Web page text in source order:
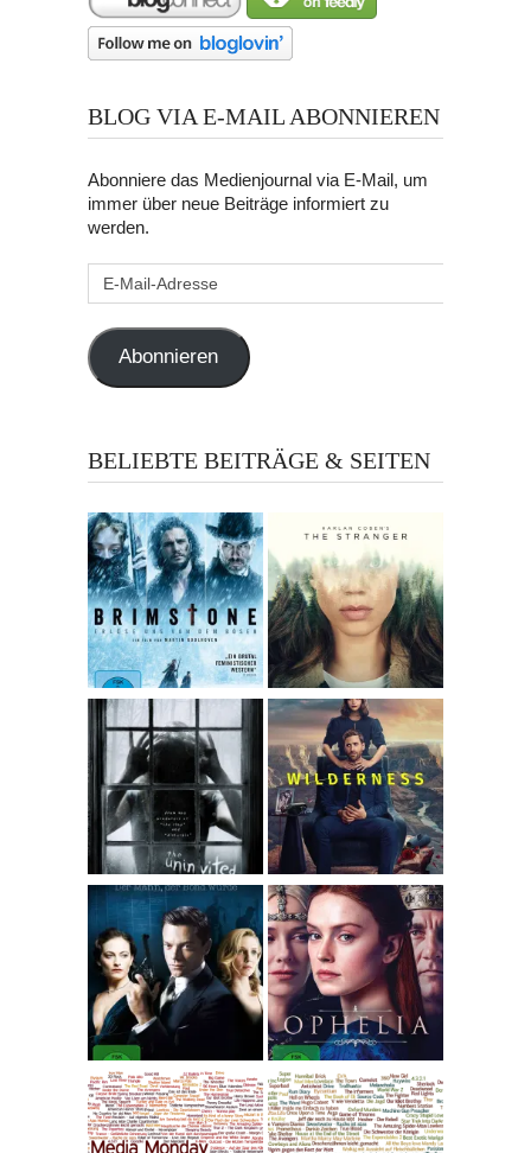
BLOG VIA E-MAIL ABONNIEREN
Abonniere das Medienjournal via E-Mail, um
immer über neue Beiträge informiert zu
werden.
Abonnieren
BELIEBTE BEITRÄGE & SEITEN